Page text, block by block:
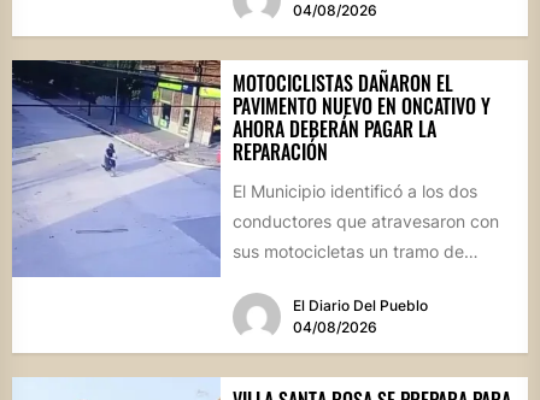
04/08/2026
MOTOCICLISTAS DAÑARON EL
PAVIMENTO NUEVO EN ONCATIVO Y
AHORA DEBERÁN PAGAR LA
REPARACIÓN
El Municipio identificó a los dos
conductores que atravesaron con
sus motocicletas un tramo de
calle...
El Diario Del Pueblo
04/08/2026